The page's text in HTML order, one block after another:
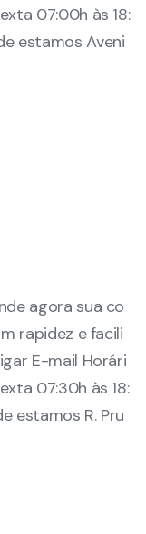
07:00h às 18:
estamos Aveni
agora sua co
rapidez e facili
E-mail Horári
07:30h às 18:
estamos R. Pru